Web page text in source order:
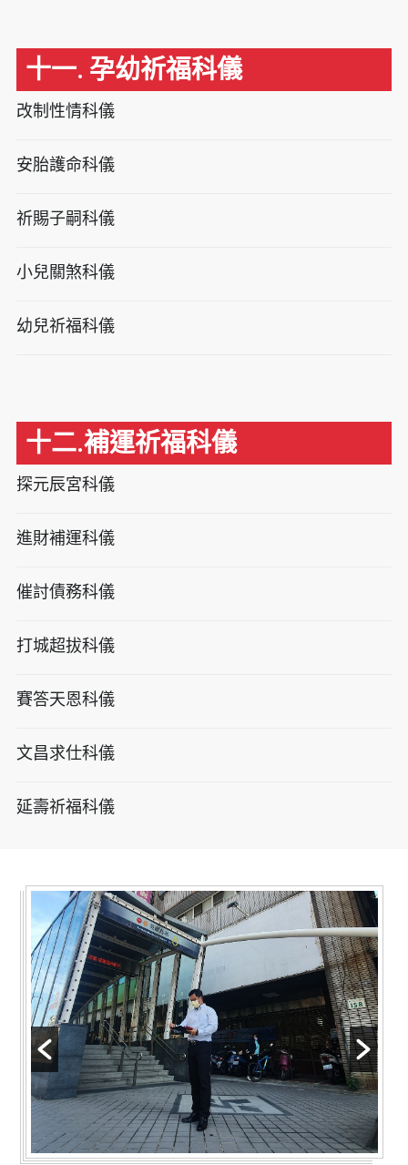
十一. 孕幼祈福科儀
改制性情科儀
安胎護命科儀
祈賜子嗣科儀
小兒關煞科儀
幼兒祈福科儀
十二.補運祈福科儀
探元辰宮科儀
進財補運科儀
催討債務科儀
打城超拔科儀
賽答天恩科儀
文昌求仕科儀
延壽祈福科儀